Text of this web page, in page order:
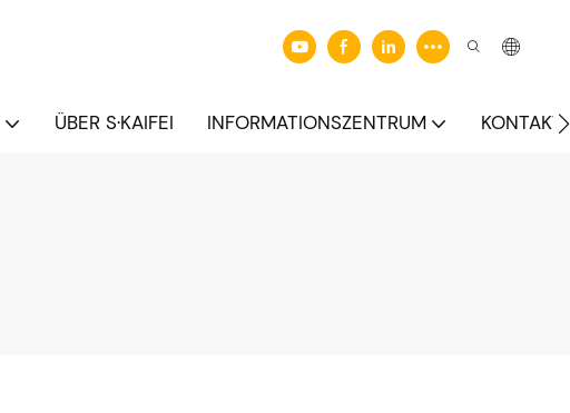
ÜBER S·KAIFEI INFORMATIONSZENTRUM